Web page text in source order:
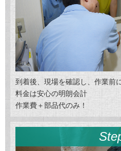
到着後、現場を確認し、作業前
料金は安心の明朗会計
作業費＋部品代のみ！